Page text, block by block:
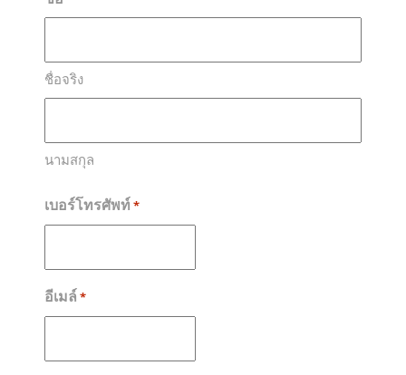
ชื่อจริง
นามสกุล
เบอร์โทรศัพท์*
อีเมล์*